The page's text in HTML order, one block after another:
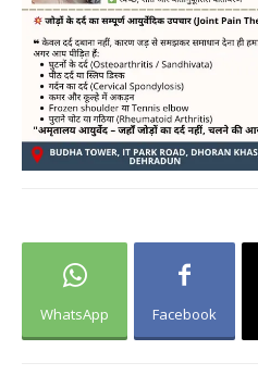
WhatsApp Facebook